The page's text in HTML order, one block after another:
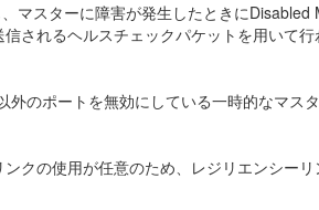
スターに障害が発生したときにDisabled
されるヘルスチェックパケットを用い
のポートを無効にしている一時的なマ
クの使用が任意のため、レジリエンシ